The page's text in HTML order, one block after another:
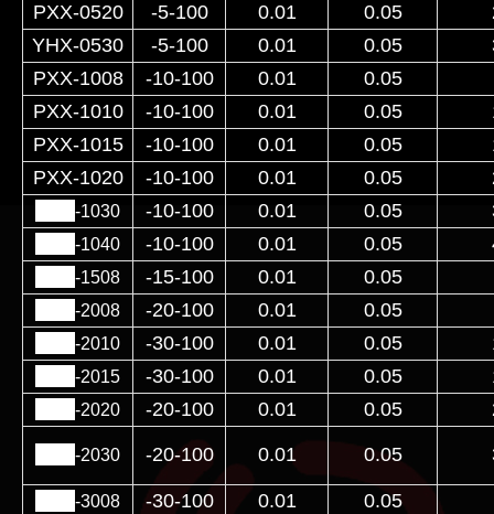
PXX-0520
-5-100 0.01 0.05
YHX-0530
-5-100 0.01 0.05
PXX-1008
-10-100 0.01
0.05
PXX-1010
-10-100 0.01 0.05
PXX-1015
-10-100 0.01 0.05
PXX-1020
-10-100 0.01 0.05
-1030 -10-100 0.01 0.05
-1040 -10-100 0.01 0.05
-1508 -15-100 0.01
0.05
-2008 -20-100 0.01
0.05
-2010 -30-100 0.01 0.05
-2015 -30-100 0.01 0.05
-2020 -20-100 0.01 0.05
-2030 -20-100 0.01 0.05
-3008 -30-100 0.01 0.05